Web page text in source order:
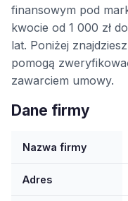
finansowym pod
kwocie od 1 000 zł
lat. Poniżej
pomogą
zawarciem umowy.
Dane firmy
Nazwa firmy
Adres